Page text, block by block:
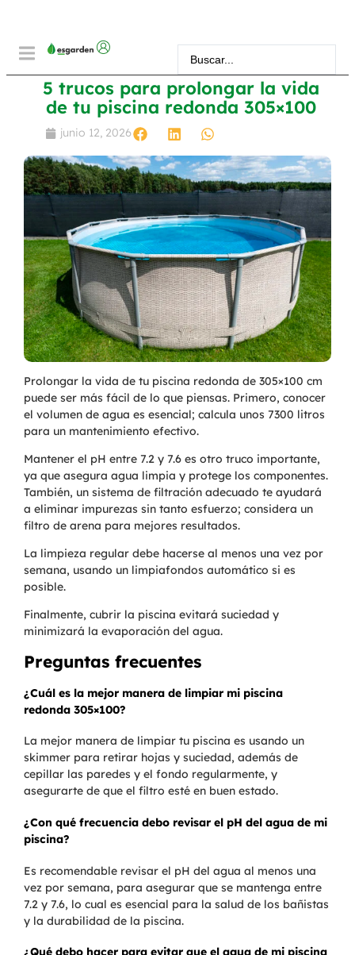
5 trucos para prolongar la vida
de tu piscina redonda 305×100
junio 12, 2026
Prolongar la vida de tu piscina redonda de 305×100 cm
puede ser más fácil de lo que piensas. Primero, conocer
el volumen de agua es esencial; calcula unos 7300 litros
para un mantenimiento efectivo.
Mantener el pH entre 7.2 y 7.6 es otro truco importante,
ya que asegura agua limpia y protege los componentes.
También, un sistema de filtración adecuado te ayudará
a eliminar impurezas sin tanto esfuerzo; considera un
filtro de arena para mejores resultados.
La limpieza regular debe hacerse al menos una vez por
semana, usando un limpiafondos automático si es
posible.
Finalmente, cubrir la piscina evitará suciedad y
minimizará la evaporación del agua.
Preguntas frecuentes
¿Cuál es la mejor manera de limpiar mi piscina
redonda 305×100?
La mejor manera de limpiar tu piscina es usando un
skimmer para retirar hojas y suciedad, además de
cepillar las paredes y el fondo regularmente, y
asegurarte de que el filtro esté en buen estado.
¿Con qué frecuencia debo revisar el pH del agua de mi
piscina?
Es recomendable revisar el pH del agua al menos una
vez por semana, para asegurar que se mantenga entre
7.2 y 7.6, lo cual es esencial para la salud de los bañistas
y la durabilidad de la piscina.
¿Qué debo hacer para evitar que el agua de mi piscina